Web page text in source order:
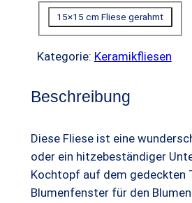
t
n
i
h
e
r
l
e
i
s
15×15 cm Fliese gerahmt
Kategorie: Keramikfliesen
Beschreibung
Diese Fliese ist eine
oder ein hitzebeständiger
Kochtopf auf dem gedeckten
Blumenfenster für den